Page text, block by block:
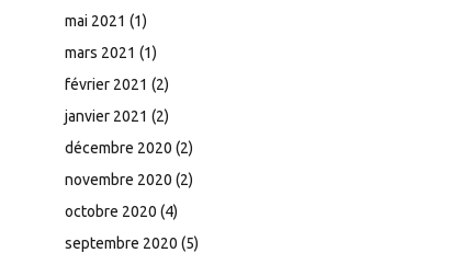
mai 2021 (1)
mars 2021 (1)
février 2021 (2)
janvier 2021 (2)
décembre 2020 (2)
novembre 2020 (2)
octobre 2020 (4)
septembre 2020 (5)